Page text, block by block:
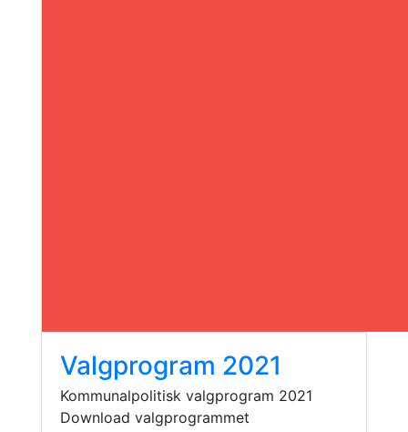
Valgprogram 2021
Kommunalpolitisk valgprogram 2021
Download valgprogrammet